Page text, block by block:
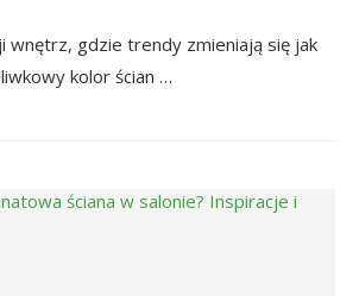
wnętrz, gdzie trendy zmieniają się jak
kolor ścian …